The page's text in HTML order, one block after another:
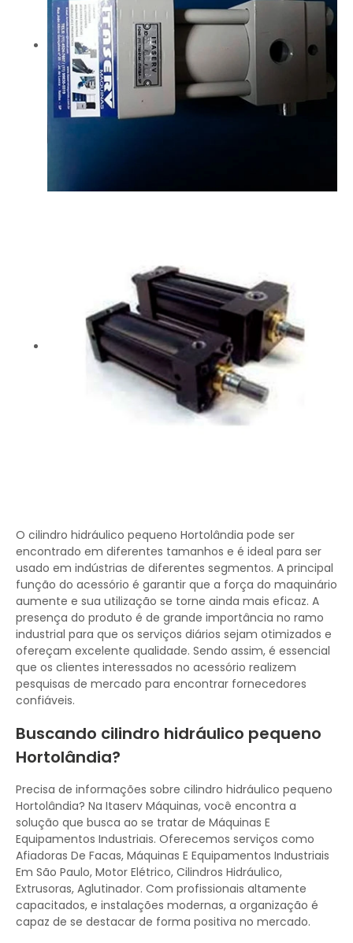
O cilindro hidráulico pequeno Hortolândia pode ser
encontrado em diferentes tamanhos e é ideal para ser
usado em indústrias de diferentes segmentos. A principal
função do acessório é garantir que a força do maquinário
aumente e sua utilização se torne ainda mais eficaz. A
presença do produto é de grande importância no ramo
industrial para que os serviços diários sejam otimizados e
ofereçam excelente qualidade. Sendo assim, é essencial
que os clientes interessados no acessório realizem
pesquisas de mercado para encontrar fornecedores
confiáveis.
Buscando cilindro hidráulico pequeno
Hortolândia?
Precisa de informações sobre cilindro hidráulico pequeno
Hortolândia? Na Itaserv Máquinas, você encontra a
solução que busca ao se tratar de Máquinas E
Equipamentos Industriais. Oferecemos serviços como
Afiadoras De Facas, Máquinas E Equipamentos Industriais
Em São Paulo, Motor Elétrico, Cilindros Hidráulico,
Extrusoras, Aglutinador. Com profissionais altamente
capacitados, e instalações modernas, a organização é
capaz de se destacar de forma positiva no mercado.